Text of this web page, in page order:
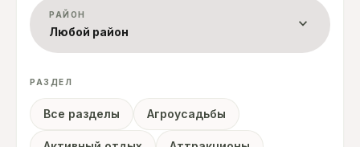
РАЙОН
Любой район expand_more
РАЗДЕЛ
Все разделы Агроусадьбы